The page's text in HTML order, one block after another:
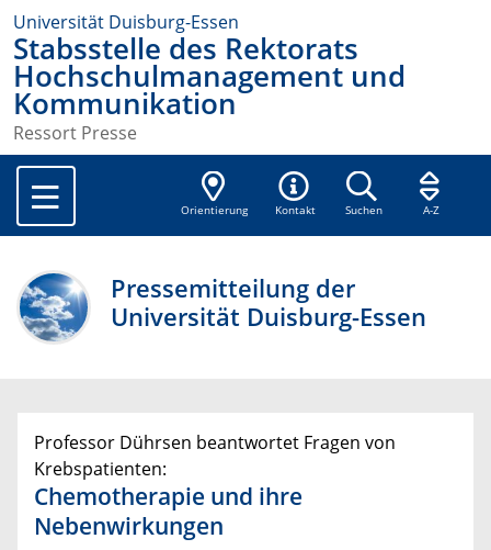
Universität Duisburg-Essen
Stabsstelle des Rektorats
Hochschulmanagement und
Kommunikation
Ressort Presse
Orientierung Kontakt Suchen A-Z
Pressemitteilung der
Universität Duisburg-Essen
Professor Dührsen beantwortet Fragen von
Krebspatienten:
Chemotherapie und ihre
Nebenwirkungen